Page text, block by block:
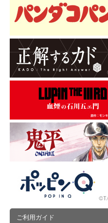
ご利用ガイド